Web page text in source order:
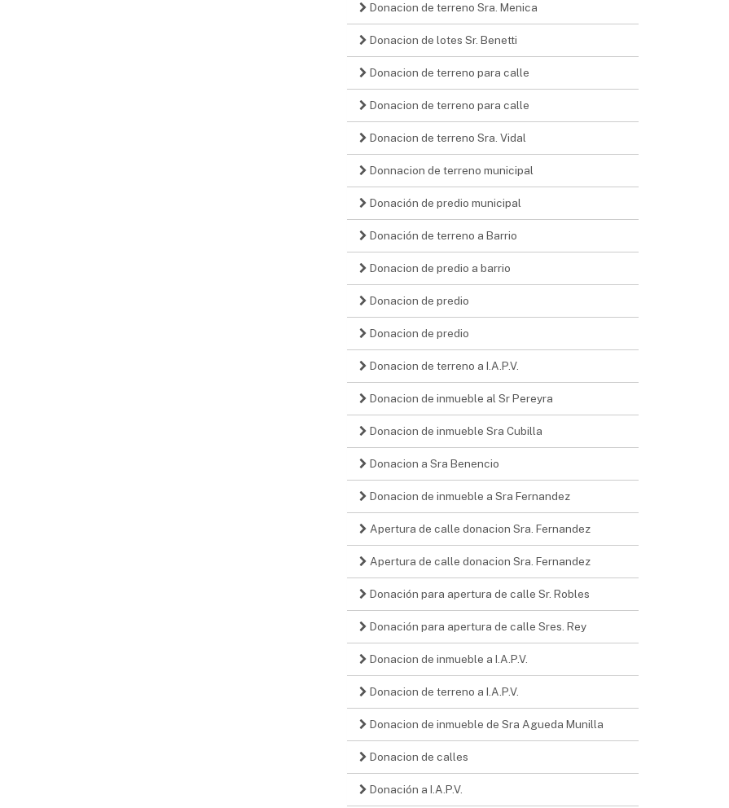
Donacion de terreno Sra. Menica
Donacion de lotes Sr. Benetti
Donacion de terreno para calle
Donacion de terreno para calle
Donacion de terreno Sra. Vidal
Donnacion de terreno municipal
Donación de predio municipal
Donación de terreno a Barrio
Donacion de predio a barrio
Donacion de predio
Donacion de predio
Donacion de terreno a I.A.P.V.
Donacion de inmueble al Sr Pereyra
Donacion de inmueble Sra Cubilla
Donacion a Sra Benencio
Donacion de inmueble a Sra Fernandez
Apertura de calle donacion Sra. Fernandez
Apertura de calle donacion Sra. Fernandez
Donación para apertura de calle Sr. Robles
Donación para apertura de calle Sres. Rey
Donacion de inmueble a I.A.P.V.
Donacion de terreno a I.A.P.V.
Donacion de inmueble de Sra Agueda Munilla
Donacion de calles
Donación a I.A.P.V.